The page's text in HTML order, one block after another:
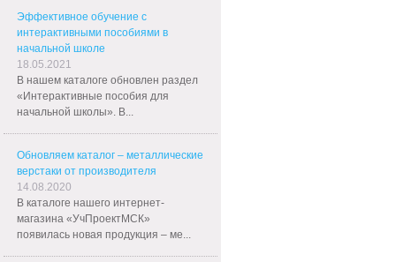
Эффективное обучение с
интерактивными пособиями в
начальной школе
18.05.2021
В нашем каталоге обновлен раздел
«Интерактивные пособия для
начальной школы». В...
Обновляем каталог – металлические
верстаки от производителя
14.08.2020
В каталоге нашего интернет-
магазина «УчПроектМСК»
появилась новая продукция – ме...